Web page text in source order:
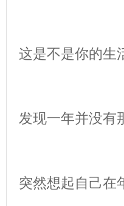
这是不是你的生
发现一年并没有
突然想起自己在